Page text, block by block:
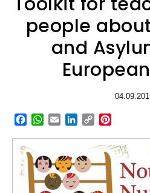
people
and
Facebook
WhatsApp
EmailLinkedIn
Copy